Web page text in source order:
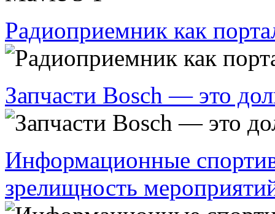
Радиоприемник как
Запчасти Bosch — это
Информационные
зрелищность